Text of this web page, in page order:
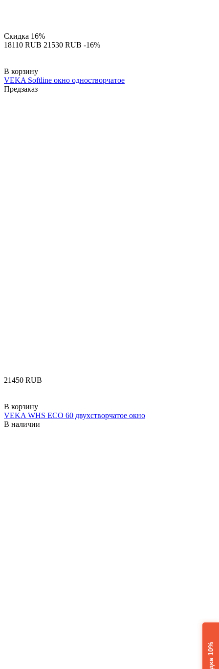
Скидка 16%
‍18110‍ RUB ‍21530‍ RUB -16%
В корзину
VEKA Softline окно одностворчатое
Предзаказ
‍21450‍ RUB
В корзину
VEKA WHS ECO 60 двухстворчатое окно
В наличии